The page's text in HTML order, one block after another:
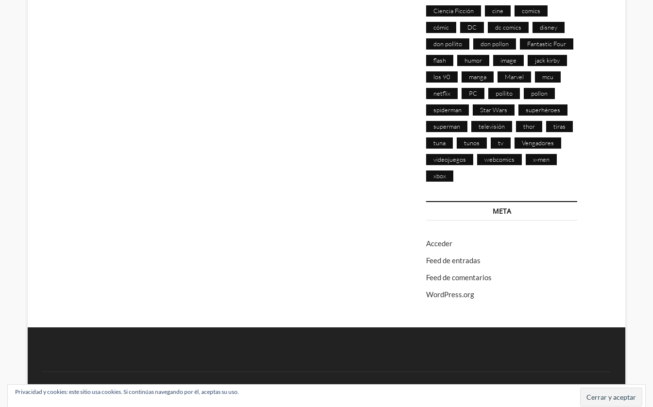
Ciencia Ficción cine comics
cómic DC dc comics disney
don pollito don pollon Fantastic Four
flash humor image jack kirby
los 90 manga Marvel mcu
netflix PC pollito pollon
spiderman Star Wars superhéroes
superman televisión thor tiras
tuna tunos tv Vengadores
videojuegos webcomics x-men
xbox
META
Acceder
Feed de entradas
Feed de comentarios
WordPress.org
BRAINSTOMPING| Diseñado por:Theme Freesia|WordPress| © Todos los derechos reservados
Privacidad y cookies: este sitio usa cookies. Si continúas navegando por él, aceptas su uso.